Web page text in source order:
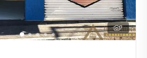
7